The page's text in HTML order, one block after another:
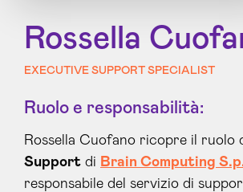
Rossella
EXECUTIVE SUPPORT SPECIALIST
Ruolo e responsabilità:
Rossella Cuofano ricopre il ruolo
Support di Brain Computing
responsabile del servizio di